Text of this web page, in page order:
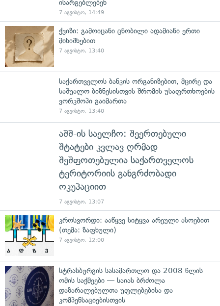
ისარგებლებენ
7 აგვისტო, 14:49
ქვიზი: გამოიცანი ცნობილი ადამიანი ერთი
მინიშნებით
7 აგვისტო, 13:40
საქართველოს ბანკის ორგანიზებით, მცირე და
საშუალო ბიზნესისთვის შრომის უსაფრთხოების
ვორკშოპი გაიმართა
7 აგვისტო, 13:40
აშშ-ის საელჩო: შეერთებული
შტატები კვლავ ღრმად
შეშფოთებულია საქართველოს
ტერიტორიის განგრძობადი
ოკუპაციით
7 აგვისტო, 13:07
კროსვორდი: ააწყვე სიტყვა არეული ასოებით
(თემა: ზაფხული)
7 აგვისტო, 12:00
სტრასბურგის სასამართლო და 2008 წლის
ომის საქმეები — საიას ბრძოლა
დაზარალებულთა უფლებებისა და
კომპენსაციებისთვის